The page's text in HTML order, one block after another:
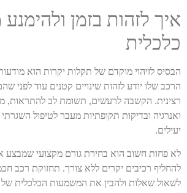
איך לזהות בזמן
כלכלית
הבסיס לזיהוי מוקדם של תקלות יקרות הוא
הרכב שלו יודע לזהות שינויים קטנים עוד לפני
רצינית. הקשבה לרעשים, תשומת לב להתראות,
ואנרגיה ובדיקות תקופתיות מעבר לטיפול
יעילים.
לא פחות חשוב הוא בחירת גורם מקצועי שמבצע
להחליף רכיבים יקרים ללא צורך. תחזוקת רכב
לשאול שאלות ולהבין את המשמעות הכלכלית